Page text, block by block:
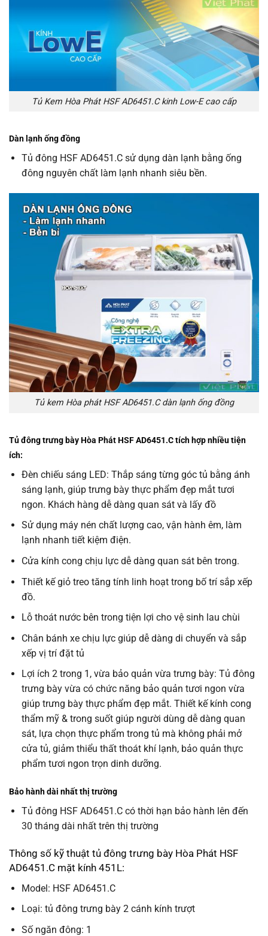
Tủ Kem Hòa Phát HSF AD6451.C kinh Low-E cao cấp
Dàn lạnh ống đồng
Tủ đông HSF AD6451.C sử dụng dàn lạnh bằng ống
đông nguyên chất làm lạnh nhanh siêu bền.
Tủ kem Hòa phát HSF AD6451.C dàn lạnh ống đồng
Tủ đông trưng bày Hòa Phát HSF AD6451.C tích hợp nhiều tiện
ích:
Đèn chiếu sáng LED: Thắp sáng từng góc tủ bằng ánh
sáng lạnh, giúp trưng bày thực phẩm đẹp mắt tươi
ngon. Khách hàng dễ dàng quan sát và lấy đồ
Sử dụng máy nén chất lượng cao, vận hành êm, làm
lạnh nhanh tiết kiệm điện.
Cửa kính cong chịu lực dễ dàng quan sát bên trong.
Thiết kế giỏ treo tăng tính linh hoạt trong bố trí sắp xếp
đồ.
Lỗ thoát nước bên trong tiện lợi cho vệ sinh lau chùi
Chân bánh xe chịu lực giúp dễ dàng di chuyển và sắp
xếp vị trí đặt tủ
Lợi ích 2 trong 1, vừa bảo quản vừa trưng bày: Tủ đông
trưng bày vừa có chức năng bảo quản tươi ngon vừa
giúp trưng bày thực phẩm đẹp mắt. Thiết kế kính cong
thẩm mỹ & trong suốt giúp người dùng dễ dàng quan
sát, lựa chọn thực phẩm trong tủ mà không phải mở
cửa tủ, giảm thiểu thất thoát khí lạnh, bảo quản thực
phẩm tươi ngon trọn dinh dưỡng.
Bảo hành dài nhất thị trường
Tủ đông HSF AD6451.C có thời hạn bảo hành lên đến
30 tháng dài nhất trên thị trường
Thông số kỹ thuật tủ đông trưng bày Hòa Phát HSF
AD6451.C mặt kính 451L:
Model: HSF AD6451.C
Loại: tủ đông trưng bày 2 cánh kính trượt
Số ngăn đông: 1